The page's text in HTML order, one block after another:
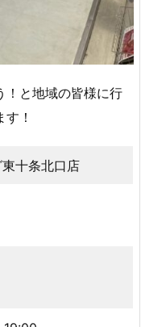
！と地域の皆様に行
！
十条北口店